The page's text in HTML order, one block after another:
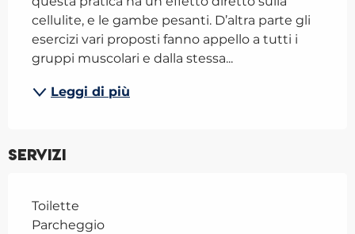
cellulite, e le gambe pesanti. D’altra parte gli
esercizi vari proposti fanno appello a tutti i
gruppi muscolari e dalla stessa...
Leggi di più
Servizi
Toilette
Parcheggio